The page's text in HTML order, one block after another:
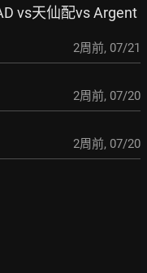
vs天仙配vs Argent
2周前, 07/21
2周前, 07/20
2周前, 07/20